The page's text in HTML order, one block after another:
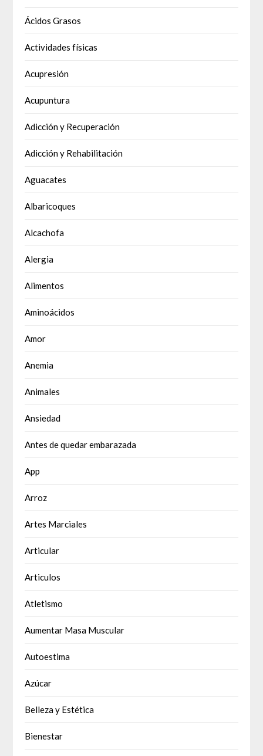
Ácidos Grasos
Actividades físicas
Acupresión
Acupuntura
Adicción y Recuperación
Adicción y Rehabilitación
Aguacates
Albaricoques
Alcachofa
Alergia
Alimentos
Aminoácidos
Amor
Anemia
Animales
Ansiedad
Antes de quedar embarazada
App
Arroz
Artes Marciales
Articular
Articulos
Atletismo
Aumentar Masa Muscular
Autoestima
Azúcar
Belleza y Estética
Bienestar